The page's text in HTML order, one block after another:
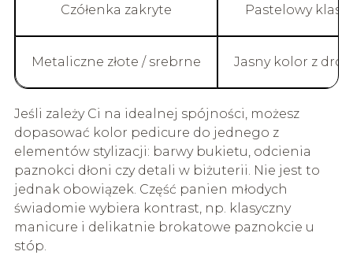
Czółenka zakryte Pastelowy
Metaliczne złote / srebrne Jasny kolor z
Jeśli zależy Ci na idealnej spójności, możesz
dopasować kolor pedicure do jednego z
elementów stylizacji: barwy bukietu, odcienia
paznokci dłoni czy detali w biżuterii. Nie jest to
jednak obowiązek. Część panien młodych
świadomie wybiera kontrast, np. klasyczny
manicure i delikatnie brokatowe paznokcie u
stóp.